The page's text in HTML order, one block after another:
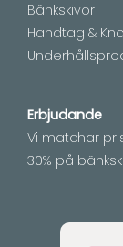
Bänkskivor
Handtag &
Erbjudande
Vi matchar
30% på